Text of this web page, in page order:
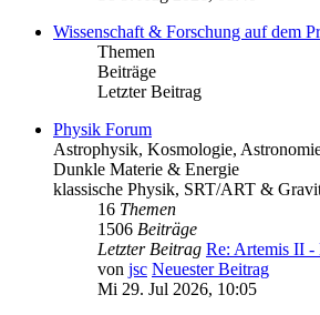
Wissenschaft & Forschung auf dem
Themen
Beiträge
Letzter Beitrag
Physik Forum
Astrophysik, Kosmologie,
Dunkle Materie & Energie
klassische Physik, SRT/ART &
16 Themen
1506 Beiträge
Letzter Beitrag Re: Artemis II
von jsc Neuester Beitrag
Mi 29. Jul 2026, 10:05